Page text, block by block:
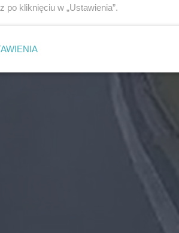
po kliknięciu w „Ustawienia”.